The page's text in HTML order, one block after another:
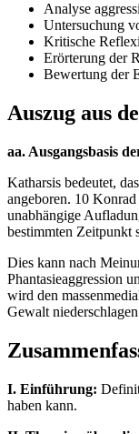
Analyse
Untersuchung
Kritische
Erörterung der
Bewertung der
Auszug aus
aa. Ausgangsbasis
Katharsis bedeutet,
angeboren. 10
unabhängige
bestimmten Zeitpunkt
Dies kann nach
Phantasieaggression
wird den
Gewalt
I. Einführung:
haben kann.